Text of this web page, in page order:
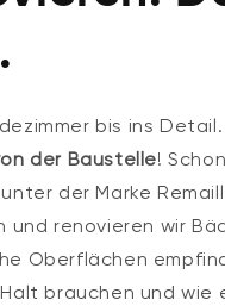
bis ins
der Baustelle!
der Marke
und renovieren wir
Oberflächen
brauchen und wie